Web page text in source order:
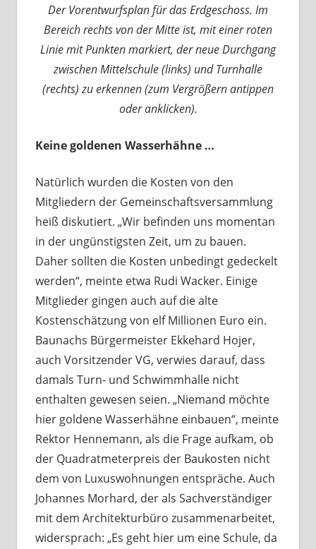
Der Vorentwurfsplan für das Erdgeschoss. Im
Bereich rechts von der Mitte ist, mit einer roten
Linie mit Punkten markiert, der neue Durchgang
zwischen Mittelschule (links) und Turnhalle
(rechts) zu erkennen (zum Vergrößern antippen
oder anklicken).
Keine goldenen Wasserhähne …
Natürlich wurden die Kosten von den
Mitgliedern der Gemeinschaftsversammlung
heiß diskutiert. „Wir befinden uns momentan
in der ungünstigsten Zeit, um zu bauen.
Daher sollten die Kosten unbedingt gedeckelt
werden“, meinte etwa Rudi Wacker. Einige
Mitglieder gingen auch auf die alte
Kostenschätzung von elf Millionen Euro ein.
Baunachs Bürgermeister Ekkehard Hojer,
auch Vorsitzender VG, verwies darauf, dass
damals Turn- und Schwimmhalle nicht
enthalten gewesen seien. „Niemand möchte
hier goldene Wasserhähne einbauen“, meinte
Rektor Hennemann, als die Frage aufkam, ob
der Quadratmeterpreis der Baukosten nicht
dem von Luxuswohnungen entspräche. Auch
Johannes Morhard, der als Sachverständiger
mit dem Architekturbüro zusammenarbeitet,
widersprach: „Es geht hier um eine Schule, da